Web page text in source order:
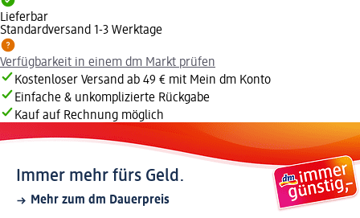
Lieferbar
Standardversand 1-3 Werktage
Verfügbarkeit in einem dm Markt prüfen
Kostenloser Versand ab 49 € mit Mein dm Konto
Einfache & unkomplizierte Rückgabe
Kauf auf Rechnung möglich
Immer mehr fürs Geld.
Mehr zum dm Dauerpreis